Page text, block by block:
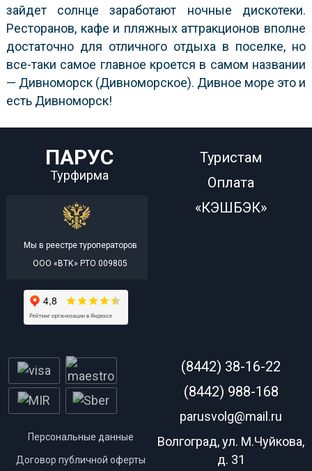
зайдет солнце заработают ночные дискотеки.
Ресторанов, кафе и пляжных аттракционов вполне
достаточно для отличного отдыха в поселке, но
все-таки самое главное кроется в самом названии
— Дивноморск (Дивноморское). Дивное море это и
есть Дивноморск!
ПАРУС
Турфирма
Мы в реестре туроператоров
ООО «ВТК» РТО 009805
Туристам
Оплата
«КЭШБЭК»
Персональные данные
Договор публичной оферты
(8442) 38-16-22
(8442) 988-168
parusvolg@mail.ru
Волгоград, ул. М.Чуйкова,
д. 31